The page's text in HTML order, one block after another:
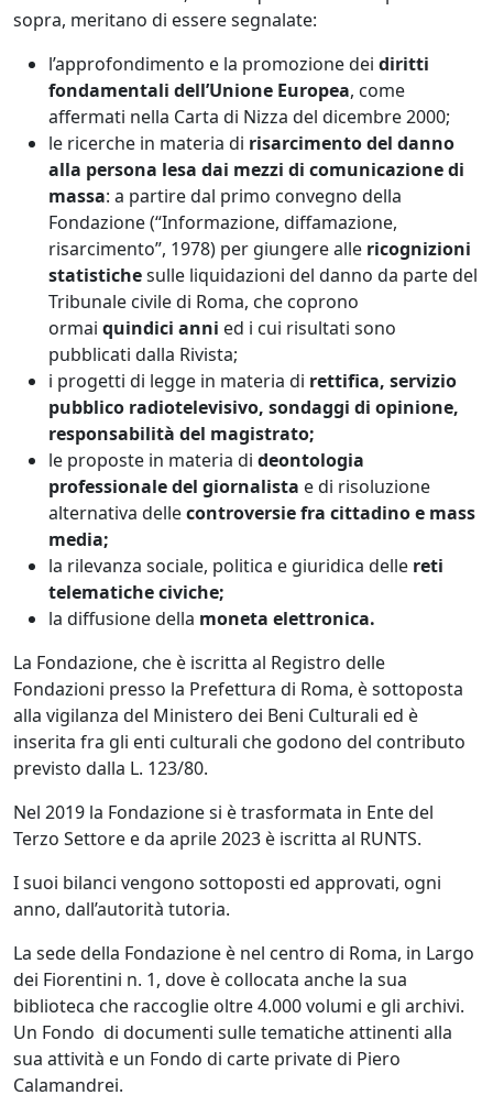
sopra, meritano di essere segnalate:
l’approfondimento e la promozione dei diritti
fondamentali dell’Unione Europea, come
affermati nella Carta di Nizza del dicembre 2000;
le ricerche in materia di risarcimento del danno
alla persona lesa dai mezzi di comunicazione di
massa: a partire dal primo convegno della
Fondazione (“Informazione, diffamazione,
risarcimento”, 1978) per giungere alle ricognizioni
statistichesulle liquidazioni del danno da parte del
Tribunale civile di Roma, che coprono
ormai quindici anni ed i cui risultati sono
pubblicati dalla Rivista;
i progetti di legge in materia di rettifica, servizio
pubblico radiotelevisivo, sondaggi di opinione,
responsabilità del magistrato;
le proposte in materia di deontologia
professionale del giornalista e di risoluzione
alternativa dellecontroversie fra cittadino e mass
media;
la rilevanza sociale, politica e giuridica delle reti
telematiche civiche;
la diffusione della moneta elettronica.
La Fondazione, che è iscritta al Registro delle
Fondazioni presso la Prefettura di Roma, è sottoposta
alla vigilanza del Ministero dei Beni Culturali ed è
inserita fra gli enti culturali che godono del contributo
previsto dalla L. 123/80.
Nel 2019 la Fondazione si è trasformata in Ente del
Terzo Settore e da aprile 2023 è iscritta al RUNTS.
I suoi bilanci vengono sottoposti ed approvati, ogni
anno, dall’autorità tutoria.
La sede della Fondazione è nel centro di Roma, in Largo
dei Fiorentini n. 1, dove è collocata anche la sua
biblioteca che raccoglie oltre 4.000 volumi e gli archivi.
Un Fondo di documenti sulle tematiche attinenti alla
sua attività e un Fondo di carte private di Piero
Calamandrei.